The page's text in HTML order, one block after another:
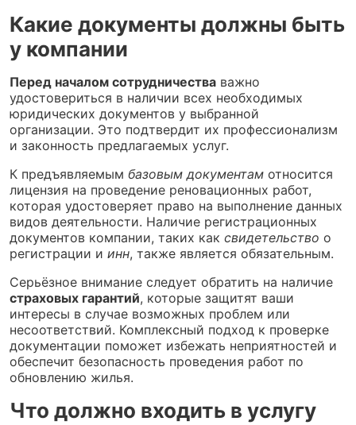
Какие документы должны быть
у компании
Перед началом сотрудничества важно
удостовериться в наличии всех необходимых
юридических документов у выбранной
организации. Это подтвердит их профессионализм
и законность предлагаемых услуг.
К предъявляемым базовым документам относится
лицензия на проведение реновационных работ,
которая удостоверяет право на выполнение данных
видов деятельности. Наличие регистрационных
документов компании, таких как свидетельство о
регистрации и инн, также является обязательным.
Серьёзное внимание следует обратить на наличие
страховых гарантий, которые защитят ваши
интересы в случае возможных проблем или
несоответствий. Комплексный подход к проверке
документации поможет избежать неприятностей и
обеспечит безопасность проведения работ по
обновлению жилья.
Что должно входить в услугу